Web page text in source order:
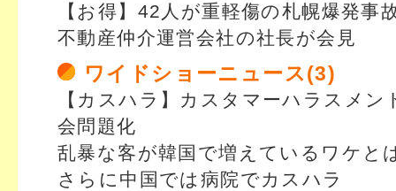
【お得】42人が重軽傷の札幌爆発事
不動産仲介運営会社の社長が会見
ワイドショーニュース(3)
【カスハラ】カスタマーハラスメン
会問題化
乱暴な客が韓国で増えているワケと
さらに中国では病院でカスハラ